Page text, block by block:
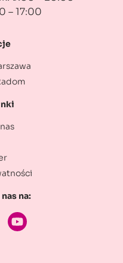
– 17:00
na: